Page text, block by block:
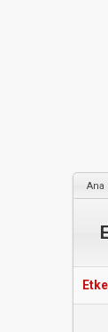
Ana